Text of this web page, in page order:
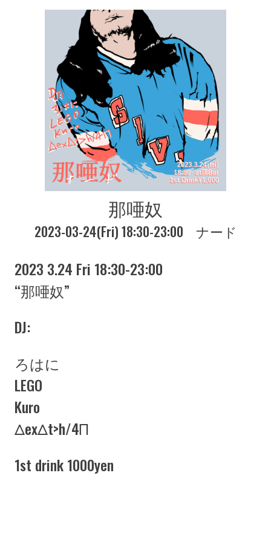
那唖奴
2023-03-24(Fri) 18:30-23:00 ナード
2023 3.24 Fri 18:30-23:00
“那唖奴”
DJ:
ろはに
LEGO
Kuro
ΔexΔt>h/4Π
1st drink 1000yen